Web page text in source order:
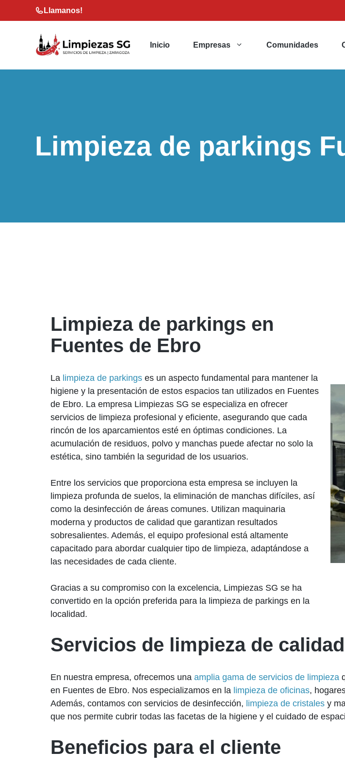
al
Llamanos!
Inicio Empresas Comunidades
Limpieza de parkings
Limpieza de parkings en
Fuentes de Ebro
La limpieza de parkings es un aspecto fundamental para mantener la
higiene y la presentación de estos espacios tan utilizados en Fuentes
de Ebro. La empresa Limpiezas SG se especializa en ofrecer
servicios de limpieza profesional y eficiente, asegurando que cada
rincón de los aparcamientos esté en óptimas condiciones. La
acumulación de residuos, polvo y manchas puede afectar no solo la
estética, sino también la seguridad de los usuarios.
Entre los servicios que proporciona esta empresa se incluyen la
limpieza profunda de suelos, la eliminación de manchas difíciles, así
como la desinfección de áreas comunes. Utilizan maquinaria
moderna y productos de calidad que garantizan resultados
sobresalientes. Además, el equipo profesional está altamente
capacitado para abordar cualquier tipo de limpieza, adaptándose a
las necesidades de cada cliente.
Gracias a su compromiso con la excelencia, Limpiezas SG se ha
convertido en la opción preferida para la limpieza de parkings en la
localidad.
Servicios de limpieza de calidad
En nuestra empresa, ofrecemos una amplia gama de servicios de limpieza
en Fuentes de Ebro. Nos especializamos en la limpieza de oficinas,
Además, contamos con servicios de desinfección, limpieza de cristales y
que nos permite cubrir todas las facetas de la higiene y el cuidado de
Beneficios para el cliente